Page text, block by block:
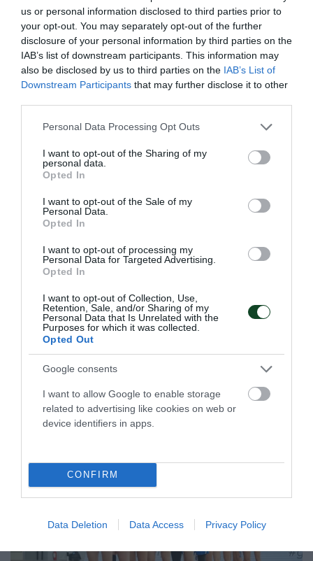
us or personal information disclosed to third parties prior to
your opt-out. You may separately opt-out of the further
disclosure of your personal information by third parties on the
IAB’s list of downstream participants. This information may
also be disclosed by us to third parties on the IAB’s List of
Downstream Participants that may further disclose it to other
Please note that this website/app uses one or more Google
not limited to your visit or usage behaviour. You may click to
grant or deny consent to Google and its third-party tags to
use your data for below specified purposes in below Google
consent section.
Personal Data Processing Opt Outs
I want to opt-out of the Sharing of my
personal data.
Opted In
I want to opt-out of the Sale of my
Personal Data.
Opted In
I want to opt-out of processing my
Personal Data for Targeted Advertising.
Opted In
I want to opt-out of Collection, Use,
Retention, Sale, and/or Sharing of my
Personal Data that Is Unrelated with the
Purposes for which it was collected.
Opted Out
Google consents
I want to allow Google to enable storage
related to advertising like cookies on web or
device identifiers in apps.
CONFIRM
Data Deletion Data Access Privacy Policy
στο Παγκόσμιο πρωτάθλημα Κ20 στο Όρεγκον
καταλαμβάνοντας την ένατη θέση.
09.08.2026 ΣΤΙΒΟΣ
σύμβολη
Η Εθνική ομάδα μπάσκετ Κορασίδων έκανε το δύο στα δύο
στο EuroBasket Β' κατηγορίας έχοντας τη Μαριάνθη
Τουλούπη με διψήφιο αριθμό πόντων.
08.08.2026 ΑΚΑΔΗΜΙΑ ΚΑΛΑΘΟΣΦΑΙΡΙΣΗΣ